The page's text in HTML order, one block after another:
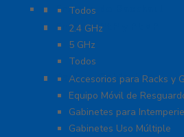
Enlaces de Backhaul
Todos
Enlaces PtP y PtMP
2.4 GHz
5 GHz
Todos
Racks y Gabinetes
Accesorios para Racks y
Equipo Móvil de
Gabinetes para Intemperie
Gabinetes Uso Múltiple